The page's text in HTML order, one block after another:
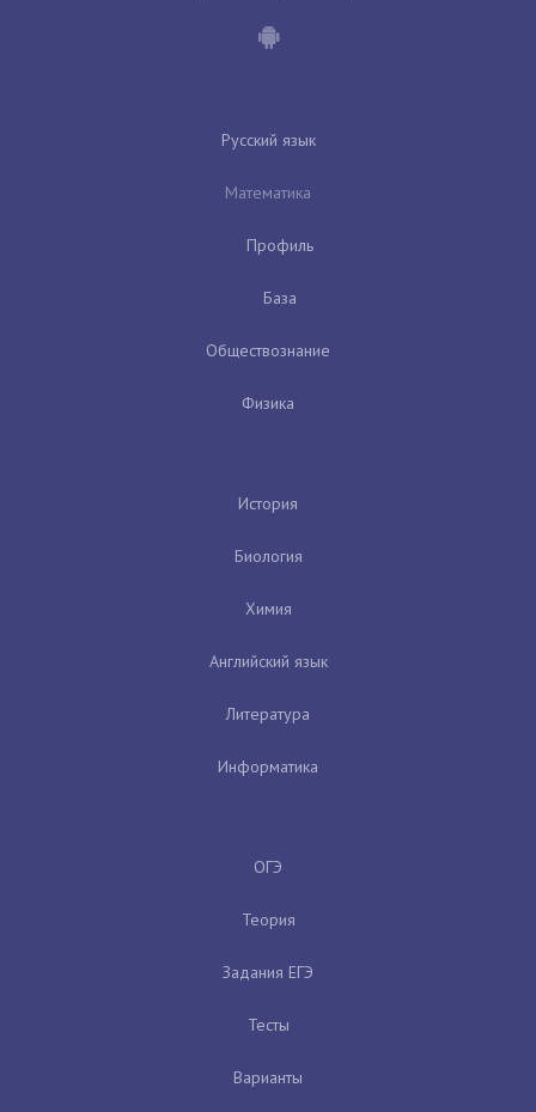
Русский язык
Математика
Профиль
База
Обществознание
Физика
История
Биология
Химия
Английский язык
Литература
Информатика
ОГЭ
Теория
Задания ЕГЭ
Тесты
Варианты